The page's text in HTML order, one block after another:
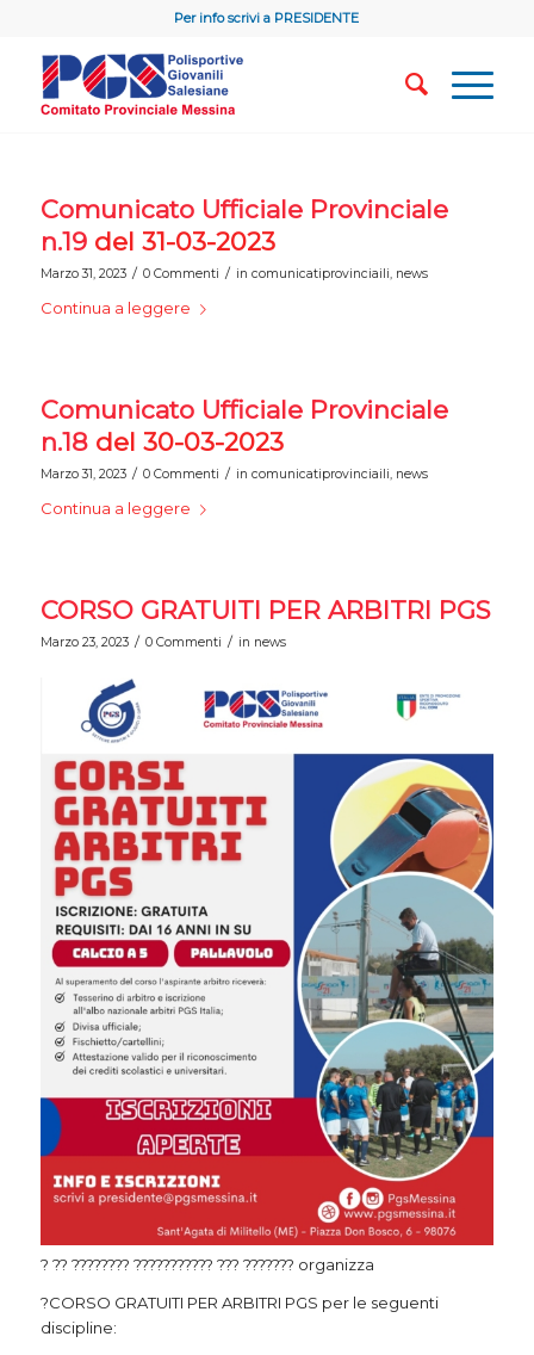
Per info scrivi a PRESIDENTE
Comunicato Ufficiale Provinciale
n.19 del 31-03-2023
Marzo 31, 2023 / 0 Commenti / in comunicatiprovinciaili, news
Continua a leggere
Comunicato Ufficiale Provinciale
n.18 del 30-03-2023
Marzo 31, 2023 / 0 Commenti / in comunicatiprovinciaili, news
Continua a leggere
CORSO GRATUITI PER ARBITRI PGS
Marzo 23, 2023 / 0 Commenti / in news
? ?? ???????? ??????????? ??? ??????? organizza
?CORSO GRATUITI PER ARBITRI PGS per le seguenti
discipline: